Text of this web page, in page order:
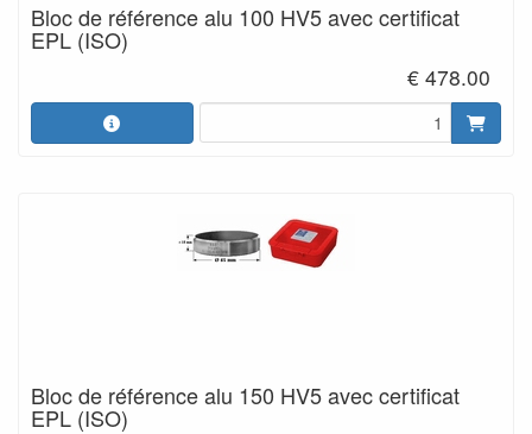
Bloc de référence alu 100 HV5 avec certificat
EPL (ISO)
€ 478.00
Bloc de référence alu 150 HV5 avec certificat
EPL (ISO)